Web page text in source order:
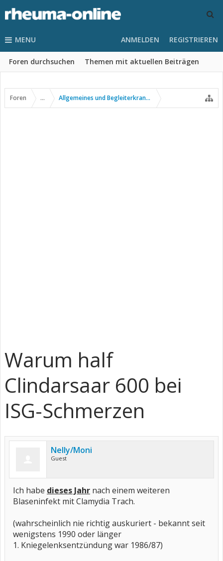
MENU
Foren durchsuchen Themen mit aktuellen Beiträgen
ANMELDEN REGISTRIEREN
Foren ... Allgemeines und Begleiterkrankungen
Warum half
Clindarsaar 600 bei
ISG-Schmerzen
Nelly/Moni
Guest
Ich habe dieses Jahr nach einem weiteren
Blaseninfekt mit Clamydia Trach.
(wahrscheinlich nie richtig auskuriert - bekannt seit
wenigstens 1990 oder länger
1. Kniegelenksentzündung war 1986/87)